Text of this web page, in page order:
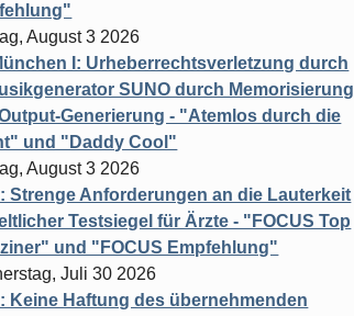
August 3 2026
I: Urheberrechtsverletzung durch
SUNO durch Memorisierung
Generierung - "Atemlos durch die
und "Daddy Cool"
August 3 2026
Strenge Anforderungen an die Lauterkeit
Testsiegel für Ärzte - "FOCUS Top
und "FOCUS Empfehlung"
Juli 30 2026
Keine Haftung des übernehmenden